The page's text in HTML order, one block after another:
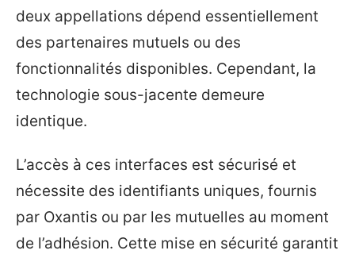
deux appellations dépend essentiellement
des partenaires mutuels ou des
fonctionnalités disponibles. Cependant, la
technologie sous-jacente demeure
identique.
L’accès à ces interfaces est sécurisé et
nécessite des identifiants uniques, fournis
par Oxantis ou par les mutuelles au moment
de l’adhésion. Cette mise en sécurité garantit